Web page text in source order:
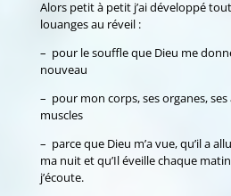
Alors petit à petit j’ai développé
louanges au réveil :
– pour le souffle que Dieu me
nouveau
– pour mon corps, ses organes,
muscles
– parce que Dieu m’a vue, qu’il a
ma nuit et qu’Il éveille chaque
j’écoute.